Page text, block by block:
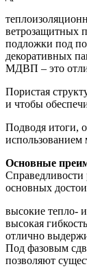
ветрозащитных
подложки под
декоративных
МДВП – это
Пористая
и чтобы
Подводя итоги,
Основные
основных
высокие тепло-
высокая
отлично
Под фазовым
позволяют